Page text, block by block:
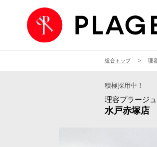
総合トップ 理
積極採用中！
理容プラージュ
水戸赤塚店